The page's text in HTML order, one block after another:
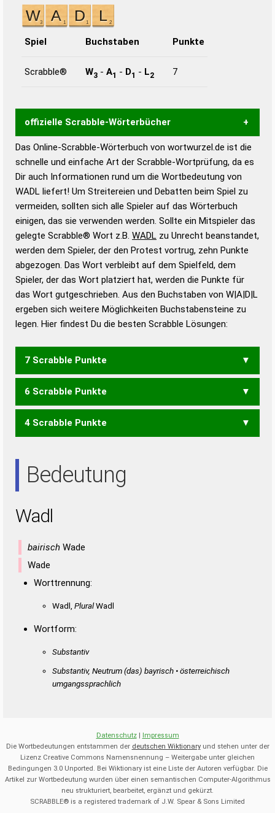
Spiel Buchstaben Punkte
Scrabble® W3 - A1 - D1 - L2 7
offizielle Scrabble-Wörterbücher
Wortwurzel liefert mit Hilfe eines semantischen
Wortanalyse-Algorithmus gute Anhaltspunkte zu
Wortbedeutung, Worttrennung und Wortform, um die
Gültigkeit eines Wortes für das Scrabble-Spiel zu
bestimmen!
zugelassene Turnier Scrabble-
Wörterbücher sind:
Duden – Standardwerk in 12 Bänden
Duden – Richtiges und gutes
Deutsch
Duden – Die deutsche Grammatik
Duden – Deutsches
Universalwörterbuch
Das Online-Scrabble-Wörterbuch von wortwurzel.de ist die
schnelle und einfache Art der Scrabble-Wortprüfung, da es
Dir auch Informationen rund um die Wortbedeutung von
WADL liefert! Um Streitereien und Debatten beim Spiel zu
vermeiden, sollten sich alle Spieler auf das Wörterbuch
einigen, das sie verwenden werden. Sollte ein Mitspieler das
gelegte Scrabble® Wort z.B. WADL zu Unrecht beanstandet,
werden dem Spieler, der den Protest vortrug, zehn Punkte
abgezogen. Das Wort verbleibt auf dem Spielfeld, dem
Spieler, der das Wort platziert hat, werden die Punkte für
das Wort gutgeschrieben. Aus den Buchstaben von W|A|D|L
ergeben sich weitere Möglichkeiten Buchstabensteine zu
legen. Hier findest Du die besten Scrabble Lösungen:
7 Scrabble Punkte
WALD
6 Scrabble Punkte
WAL
4 Scrabble Punkte
Bedeutung
Wadl
bairisch Wade
Wade
Worttrennung:
Wadl, PluralWadl
Wortform:
Substantiv
Substantiv, Neutrum(das) bayrisch • österreichisch
umgangssprachlich
Datenschutz| Impressum
Die Wortbedeutungen entstammen der deutschen Wiktionaryund stehen unter der
Lizenz Creative Commons Namensnennung – Weitergabe unter gleichen
Bedingungen 3.0 Unported. Bei Wiktionary ist eine Liste der Autoren verfügbar. Die
Artikel zur Wortbedeutung wurden über einen semantischen Computer-Algorithmus
neu strukturiert, bearbeitet, ergänzt und gekürzt.
SCRABBLE® is a registered trademark of J.W. Spear & Sons Limited